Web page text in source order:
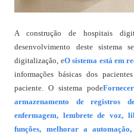
A construção de hospitais
desenvolvimento deste sistema
digitalização, eO sistema está em
informações básicas dos
paciente. O sistema pode
armazenamento de registros
enfermagem, lembrete de voz,
funções, melhorar a